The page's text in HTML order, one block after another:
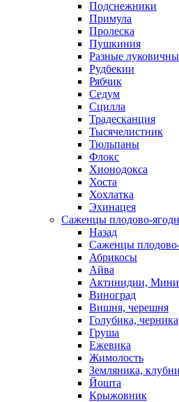
Подснежники
Примула
Пролеска
Пушкиния
Разные
Рудбекии
Рябчик
Седум
Сцилла
Традесканция
Тысячелистник
Тюльпаны
Флокс
Хионодокса
Хоста
Хохлатка
Эхинацея
Саженцы плодово-
Назад
Саженцы
Абрикосы
Айва
Актинидии,
Виноград
Вишня, черешня
Голубика, черника
Груша
Ежевика
Жимолость
Земляника,
Йошта
Крыжовник